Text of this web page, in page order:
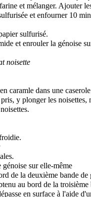
et mélanger. Ajouter
et enfourner 10
sulfurisé.
et enrouler la génoise
noisette
caramle dans une caserole
y plonger les
sur elle-même
de la deuxième bande
au bord de la troisième
en surface à l'aide